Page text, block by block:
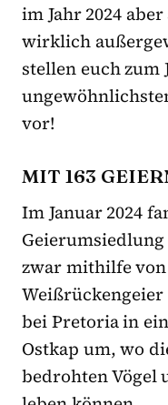
im Jahr 2024
wirklich
stellen euch zum
vor!
MIT 163
Im Januar 2024
zwar mithilfe von
Weißrückengeier
bei Pretoria in
Ostkap um, wo
bedrohten Vögel